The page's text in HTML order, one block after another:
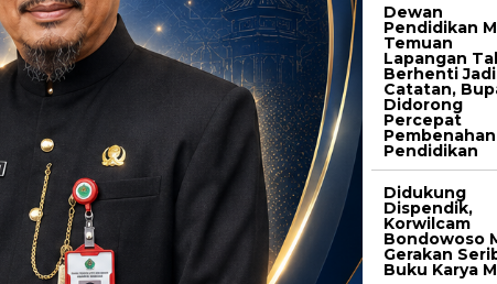
Dewan
Pendidikan
Temuan
Lapangan
Berhenti Jadi
Catatan,
Didorong
Percepat
Pembenahan
Pendidikan
Didukung
Dispendik,
Korwilcam
Bondowoso
Gerakan
Buku Karya